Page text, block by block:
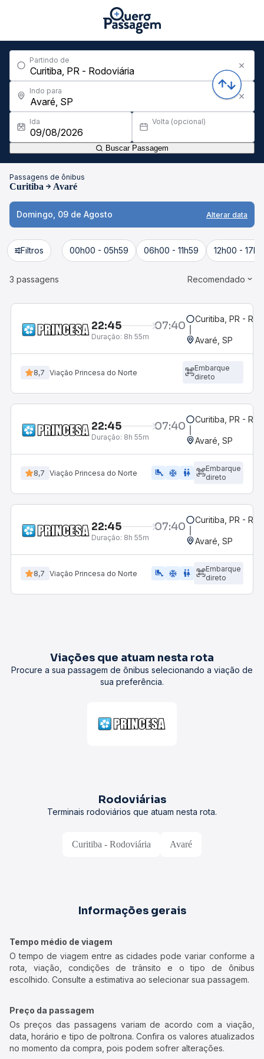
Partindo de
Indo para
Ida Volta (opcional)
Buscar Passagem
Passagens de ônibus
Curitiba Avaré
Domingo, 09 de Agosto Alterar data
Filtros 00h00 - 05h59 06h00 - 11h59 12h00 -
3 passagens Recomendado
22:45 07:40
Duração: 8h 55m
Curitiba, PR -
Avaré, SP
8,7 Viação Princesa do Norte
Embarque
direto
22:45 07:40
Duração: 8h 55m
Curitiba, PR -
Avaré, SP
8,7 Viação Princesa do Norte airline_seat_legroom_extra ac_unit WC
Embarque
direto
22:45 07:40
Duração: 8h 55m
Curitiba, PR -
Avaré, SP
8,7 Viação Princesa do Norte airline_seat_legroom_extra ac_unit wc
Embarque
direto
Viações que atuam nesta rota
Procure a sua passagem de ônibus selecionando a viação de
sua preferência.
Rodoviárias
Terminais rodoviários que atuam nesta rota.
Curitiba - Rodoviária Avaré
Informações gerais
Tempo médio de viagem
O tempo de viagem entre as cidades pode variar conforme a
rota, viação, condições de trânsito e o tipo de ônibus
escolhido. Consulte a estimativa ao selecionar sua passagem.
Preço da passagem
Os preços das passagens variam de acordo com a viação,
data, horário e tipo de poltrona. Confira os valores atualizados
no momento da compra, pois podem sofrer alterações.